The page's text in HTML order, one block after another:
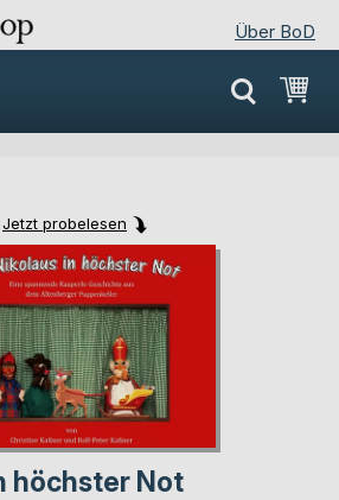
Über BoD
Jetzt probelesen
Skip
to
the
end
of
the
images
gallery
Skip
to
the
beginning
of
the
images
gallery
höchster Not